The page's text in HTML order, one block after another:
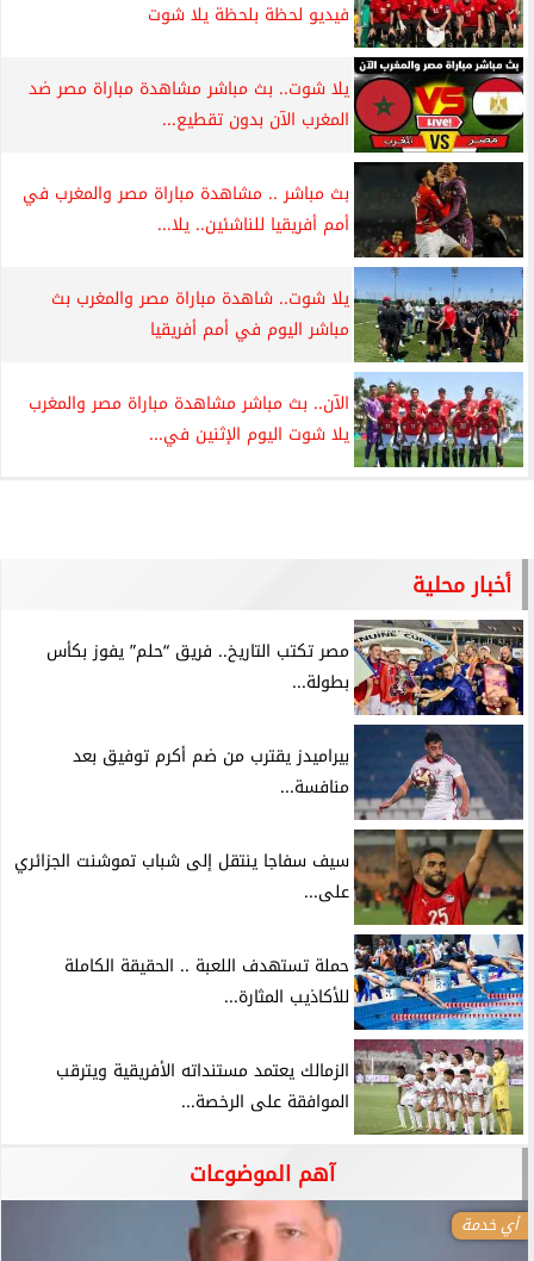
فيديو لحظة بلحظة يلا شوت
يلا شوت.. بث مباشر مشاهدة مباراة مصر ضد
المغرب الآن بدون تقطيع...
بث مباشر .. مشاهدة مباراة مصر والمغرب في
أمم أفريقيا للناشئين.. يلا...
يلا شوت.. شاهدة مباراة مصر والمغرب بث
مباشر اليوم في أمم أفريقيا
الآن.. بث مباشر مشاهدة مباراة مصر والمغرب
يلا شوت اليوم الإثنين في...
أخبار محلية
مصر تكتب التاريخ.. فريق “حلم” يفوز بكأس
بطولة...
بيراميدز يقترب من ضم أكرم توفيق بعد
منافسة...
سيف سفاجا ينتقل إلى شباب تموشنت الجزائري
على...
حملة تستهدف اللعبة .. الحقيقة الكاملة
للأكاذيب المثارة...
الزمالك يعتمد مستنداته الأفريقية ويترقب
الموافقة على الرخصة...
آهم الموضوعات
أي خدمة